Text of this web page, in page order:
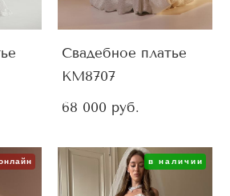
Свадебное платье
KM8707
68 000 pуб.
в наличии